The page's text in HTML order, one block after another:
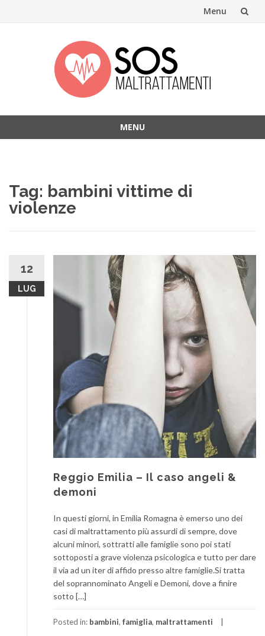
Menu
MENU
Tag: bambini vittime di
violenze
12
LUG
Reggio Emilia – Il caso angeli &
demoni
In questi giorni, in Emilia Romagna è emerso uno dei
casi di maltrattamento più assurdi di sempre, dove
alcuni minori, sottratti alle famiglie sono poi stati
sottoposti a grave violenza psicologica e tutto per dare
il via ad un iter di affido presso altre famiglie.Si tratta
del soprannominato Angeli e Demoni, dove a finire
sotto […]
Posted in: bambini, famiglia, maltrattamenti